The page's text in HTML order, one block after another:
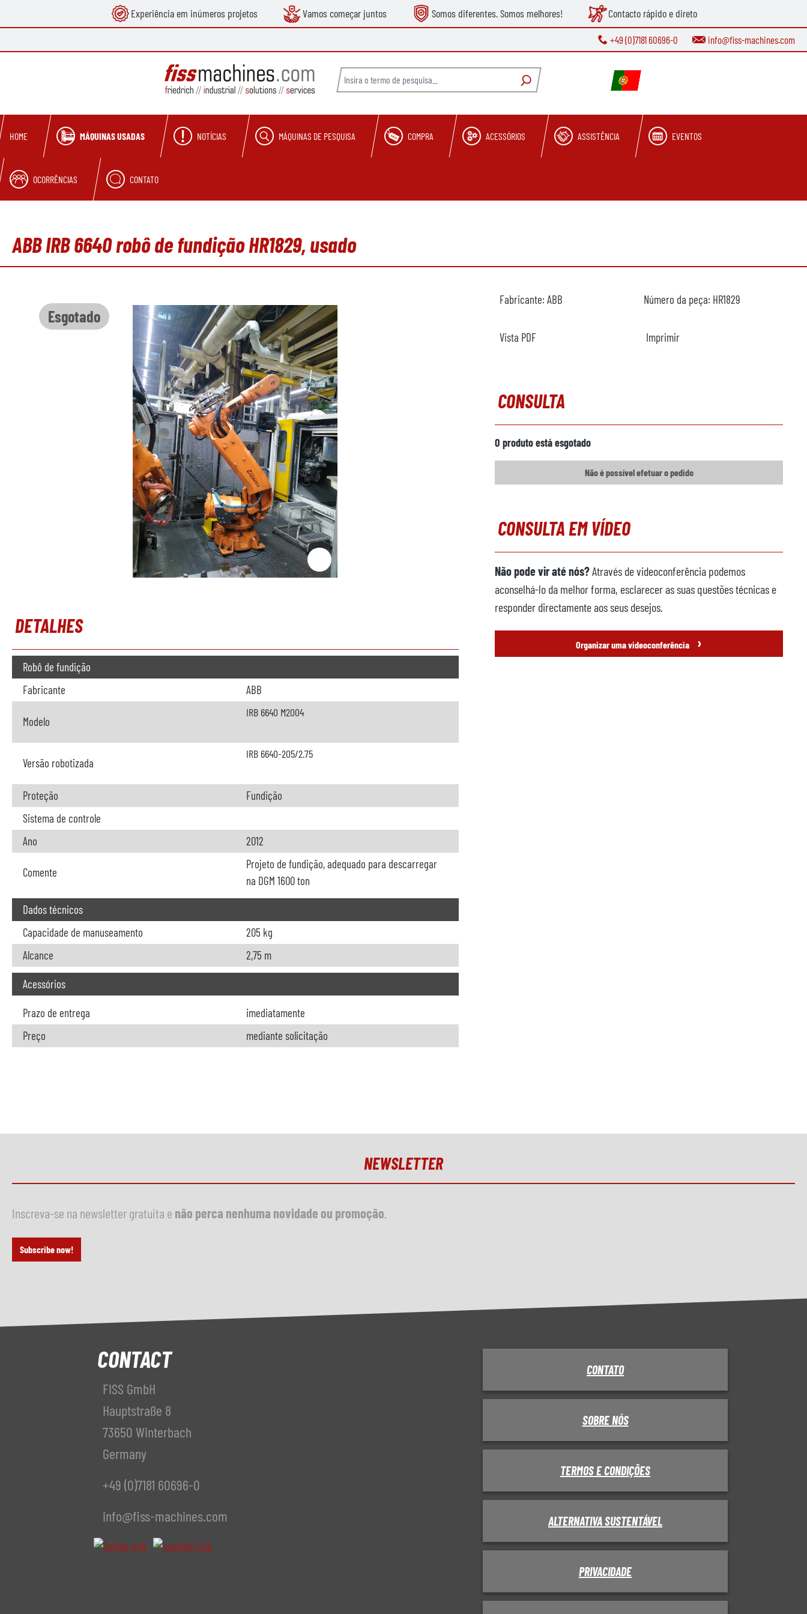
Saltar para a navegação principalExperiência em inúmeros projetos Vamos começar juntos Somos diferentes. Somos melhores! Contacto rápido e direto
+49 (0)7181 60696-0 info@fiss-machines.com
HOME MÁQUINAS USADAS NOTÍCIAS MÁQUINAS DE PESQUISA COMPRA ACESSÓRIOS ASSISTÊNCIA EVENTOS
OCORRÊNCIAS CONTATO
ABB IRB 6640 robô de fundição HR1829, usado
Esgotado
DETALHES
Robô de fundição
Fabricante
ABB
Modelo
IRB 6640 M2004
Versão robotizada
IRB 6640-205/2.75
Proteção
Fundição
Sistema de controle
Ano
2012
Comente
Projeto de fundição, adequado para descarregar
na DGM 1600 ton
Dados técnicos
Capacidade de manuseamento
205 kg
Alcance
2,75 m
Acessórios
Prazo de entrega
imediatamente
Preço
mediante solicitação
Fabricante: ABB Número da peça: HR1829
Vista PDF Imprimir
CONSULTA
O produto está esgotado
Não é possível efetuar o pedido
CONSULTA EM VÍDEO
Não pode vir até nós?Através de videoconferência podemos
aconselhá-lo da melhor forma, esclarecer as suas questões técnicas e
responder directamente aos seus desejos.
Organizar uma videoconferência ›
NEWSLETTER
Inscreva-se na newsletter gratuita e não perca nenhuma novidade ou promoção
Subscribe now!
CONTACT
FISS GmbH
Hauptstraße 8
73650 Winterbach
Germany
+49 (0)7181 60696-0
info@fiss-machines.com
CONTATO
SOBRE NÓS
TERMOS E CONDIÇÕES
ALTERNATIVA SUSTENTÁVEL
PRIVACIDADE